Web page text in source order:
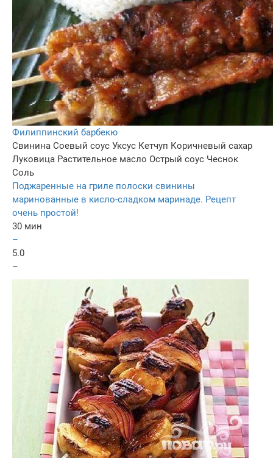
Филиппинский барбекю
Свинина Соевый соус Уксус Кетчуп Коричневый сахар
Луковица Растительное масло Острый соус Чеснок
Соль
Поджаренные на гриле полоски свинины
маринованные в кисло-сладком маринаде. Рецепт
очень простой!
30 мин
–
5.0
–